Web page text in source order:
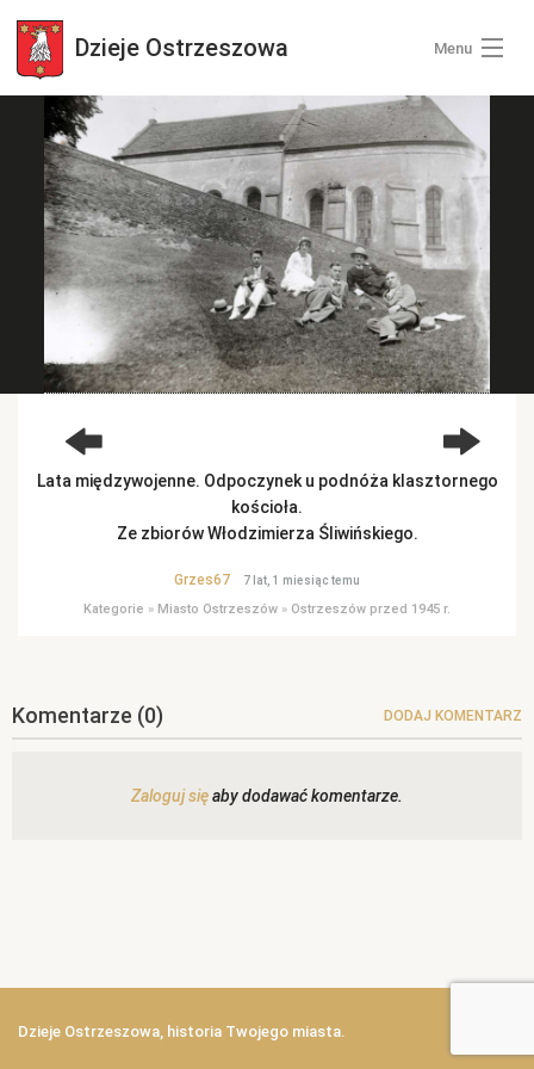
Dzieje Ostrzeszowa Menu
Wszystkie zdjęcia
Kategorie zdjęć
Zaloguj się
+ Dodaj zdjęcia
Lata międzywojenne. Odpoczynek u podnóża klasztornego
kościoła.
Ze zbiorów Włodzimierza Śliwińskiego.
Grzes67 7 lat, 1 miesiąc temu
Kategorie » Miasto Ostrzeszów » Ostrzeszów przed 1945 r.
Komentarze (0) DODAJ KOMENTARZ
Zaloguj sięaby dodawać komentarze.
Dzieje Ostrzeszowa, historia Twojego miasta.